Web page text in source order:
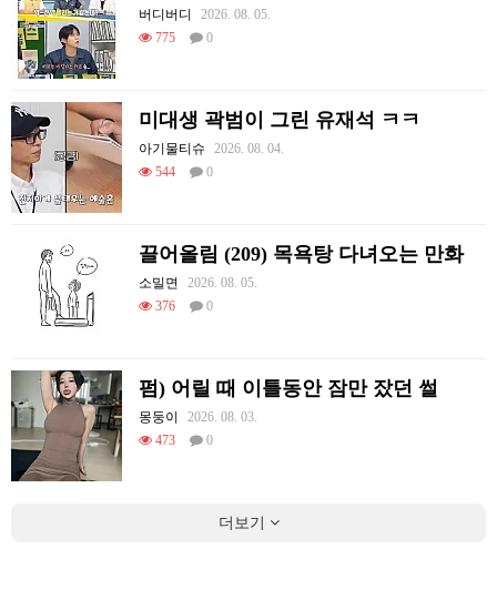
버디버디
2026. 08. 05.
775
0
미대생 곽범이 그린 유재석 ㅋㅋ
아기물티슈
2026. 08. 04.
544
0
끌어올림 (209) 목욕탕 다녀오는 만화
소밀면
2026. 08. 05.
376
0
펌) 어릴 때 이틀동안 잠만 잤던 썰
몽둥이
2026. 08. 03.
473
0
더보기